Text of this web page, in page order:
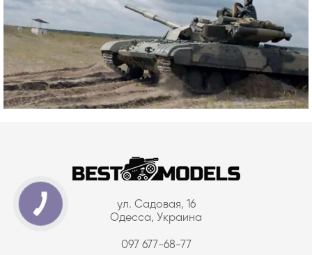
ул. Садовая, 16
Одесса, Украина
097 677-68-77